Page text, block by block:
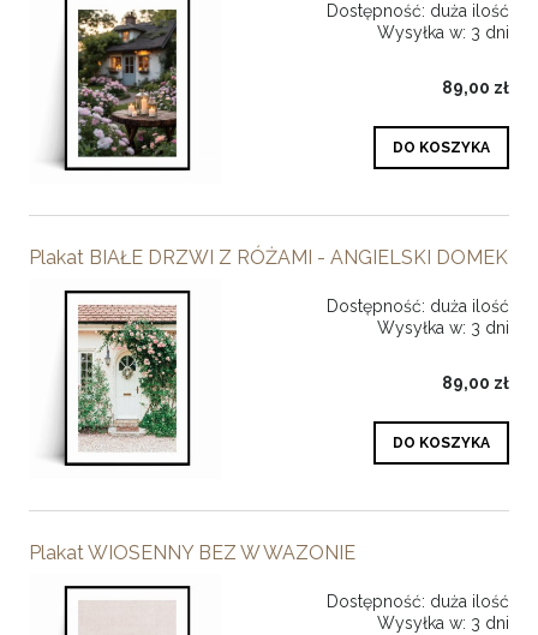
Dostępność: duża ilość
Wysyłka w: 3 dni
89,00 zł
DO KOSZYKA
Plakat BIAŁE DRZWI Z RÓŻAMI - ANGIELSKI DOMEK
Dostępność: duża ilość
Wysyłka w: 3 dni
89,00 zł
DO KOSZYKA
Plakat WIOSENNY BEZ W WAZONIE
Dostępność: duża ilość
Wysyłka w: 3 dni